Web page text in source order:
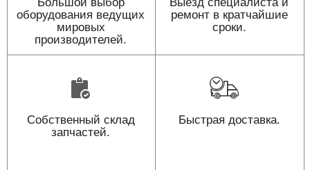
оборудования ведущих
мировых
производителей.
ремонт в кратчайшие
сроки.
Собственный склад
запчастей.
Быстрая доставка.